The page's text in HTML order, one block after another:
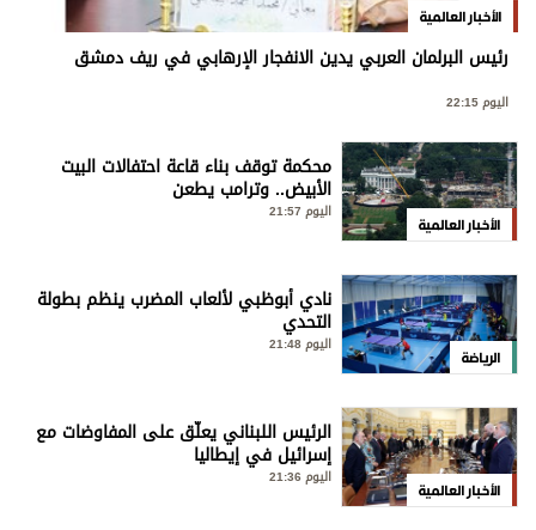
الأخبار العالمية
رئيس البرلمان العربي يدين الانفجار الإرهابي في ريف دمشق
اليوم 22:15
الأخبار العالمية
محكمة توقف بناء قاعة احتفالات البيت
الأبيض.. وترامب يطعن
اليوم 21:57
الرياضة
نادي أبوظبي لألعاب المضرب ينظم بطولة
التحدي
اليوم 21:48
الأخبار العالمية
الرئيس اللبناني يعلّق على المفاوضات مع
إسرائيل في إيطاليا
اليوم 21:36